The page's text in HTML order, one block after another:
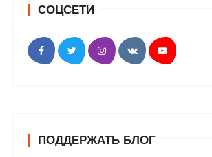
СОЦСЕТИ
ПОДДЕРЖАТЬ БЛОГ